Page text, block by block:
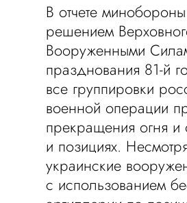
В отчете
решением
Вооруженными
празднования 81-й
все группировки
военной операции
прекращения огня и
и позициях.
украинские
с использованием